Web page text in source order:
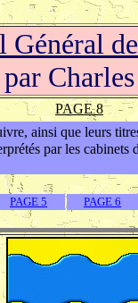
Général
par
PAGE 8
ainsi que leurs
par les
PAGE 5 PAGE 6